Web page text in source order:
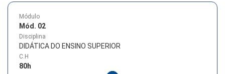
Módulo
Mód. 02
Disciplina
DIDÁTICA DO ENSINO SUPERIOR
C.H
80h